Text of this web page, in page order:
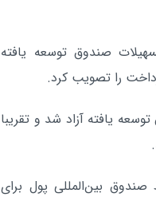
صندوق توسعه‌ یافته
را تصویب کرد.
صندوق توسعه‌ یافته آزاد شد و تقریبا
است که توسط صندوق بین‌المللی پول برای